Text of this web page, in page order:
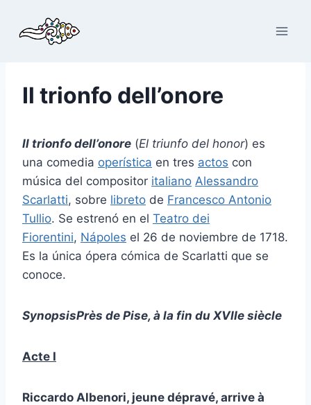
contenido
Il trionfo dell’onore
Il trionfo dell’onore (El triunfo del honor) es
una comedia operística en tres actos con
música del compositor italiano Alessandro
Scarlatti, sobre libreto de Francesco Antonio
Tullio. Se estrenó en el Teatro dei
Fiorentini, Nápoles el 26 de noviembre de 1718.
Es la única ópera cómica de Scarlatti que se
conoce.
SynopsisPrès de Pise, à la fin du XVIIe siècle
Acte I
Riccardo Albenori, jeune dépravé, arrive à